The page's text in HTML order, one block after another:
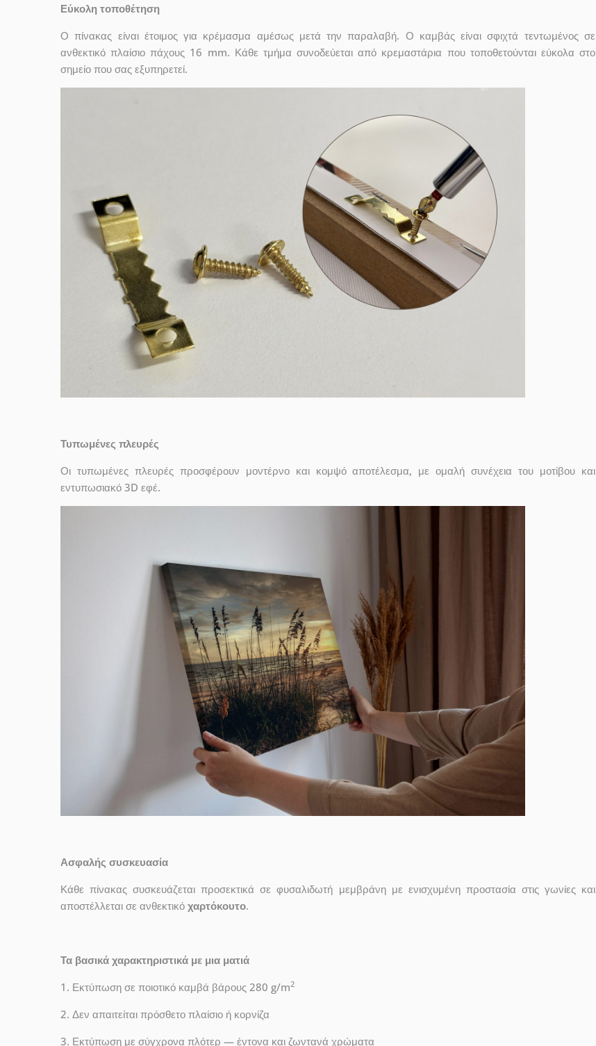
Εύκολη τοποθέτηση
Ο πίνακας είναι έτοιμος για κρέμασμα αμέσως μετά την παραλαβή. Ο καμβάς είναι σφιχτά τεντωμένος σε
ανθεκτικό πλαίσιο πάχους 16 mm. Κάθε τμήμα συνοδεύεται από κρεμαστάρια που τοποθετούνται εύκολα στο
σημείο που σας εξυπηρετεί.
Τυπωμένες πλευρές
Οι τυπωμένες πλευρές προσφέρουν μοντέρνο και κομψό αποτέλεσμα, με ομαλή συνέχεια του μοτίβου και
εντυπωσιακό 3D εφέ.
Ασφαλής συσκευασία
Κάθε πίνακας συσκευάζεται προσεκτικά σε φυσαλιδωτή μεμβράνη με ενισχυμένη προστασία στις γωνίες και
αποστέλλεται σε ανθεκτικό χαρτόκουτο.
Τα βασικά χαρακτηριστικά με μια ματιά
1. Εκτύπωση σε ποιοτικό καμβά βάρους 280 g/m2
2. Δεν απαιτείται πρόσθετο πλαίσιο ή κορνίζα
3. Εκτύπωση με σύγχρονα πλότερ — έντονα και ζωντανά χρώματα